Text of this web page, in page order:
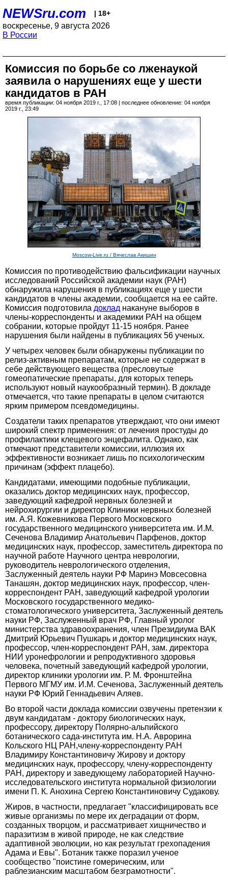
NEWSru.com | 18+
воскресенье, 9 августа 2026
В России
Комиссия по борьбе со лженаукой
заявила о нарушениях еще у шести
кандидатов в РАН
время публикации: 04 ноября 2019 г., 17:08 | последнее обновление: 04 ноября
2019 г., 23:49
Moscow-Live.ru / Вячеслав Акишин
Комиссия по противодействию фальсификации научных
исследований Российской академии наук (РАН)
обнаружила нарушения в публикациях еще у шести
кандидатов в члены академии, сообщается на ее сайте.
Комиссия подготовила доклад накануне выборов в
члены-корреспонденты и академики РАН на общем
собрании, которые пройдут 11-15 ноября. Ранее
нарушения были найдены в публикациях 56 ученых.
У четырех человек были обнаружены публикации по
релиз-активным препаратам, которые не содержат в
себе действующего вещества (пресловутые
гомеопатические препараты, для которых теперь
используют новый наукообразный термин). В докладе
отмечается, что такие препараты в целом считаются
ярким примером псевдомедицины.
Создатели таких препаратов утверждают, что они имеют
широкий спектр применения: от лечения простуды до
профилактики клещевого энцефалита. Однако, как
отмечают представители комиссии, иллюзия их
эффективности возникает лишь по психологическим
причинам (эффект плацебо).
Кандидатами, имеющими подобные публикации,
оказались доктор медицинских наук, профессор,
заведующий кафедрой нервных болезней и
нейрохирургии и директор Клиники нервных болезней
им. А.Я. Кожевникова Первого Московского
государственного медицинского университета им. И.М.
Сеченова Владимир Анатольевич Парфенов, доктор
медицинских наук, профессор, заместитель директора по
научной работе Научного центра неврологии,
руководитель неврологического отделения,
Заслуженный деятель науки РФ Маринэ Мовсесовна
Танашян, доктор медицинских наук, профессор, член-
корреспондент РАН, заведующий кафедрой урологии
Московского государственного медико-
стоматологического университета, Заслуженный деятель
науки РФ, Заслуженный врач РФ, Главный уролог
министерства здравоохранения, член Президиума ВАК
Дмитрий Юрьевич Пушкарь и доктор медицинских наук,
профессор, член-корреспондент РАН, зам. директора
НИИ уронефрологии и репродуктивного здоровья
человека, почетный заведующий кафедрой урологии,
директор клиники урологии им. Р. М. Фронштейна
Первого МГМУ им. И.М. Сеченова, Заслуженный деятель
науки РФ Юрий Геннадьевич Аляев.
Во второй части доклада комиссии озвучены претензии к
двум кандидатам - доктору биологических наук,
профессору, директору Полярно-альпийского
ботанического сада-института им. Н.А. Аврорина
Кольского НЦ РАН,члену-корреспонденту РАН
Владимиру Константиновичу Жирову и доктору
медицинских наук, профессору, члену-корреспонденту
РАН, директору и заведующему лабораторией Научно-
исследовательского института нормальной физиологии
имени П. К. Анохина Сергею Константиновичу Судакову.
Жиров, в частности, предлагает "классифицировать все
живые организмы по мере их деградации от форм,
созданных творцом, и рассматривает хищничество и
паразитизм в живой природе, не как следствие
адаптивной эволюции, но как результат грехопадения
Адама и Евы". Ботаник также поразил ученое
сообщество "поистине гомерическим, или
раблезианским масштабом безграмотности".